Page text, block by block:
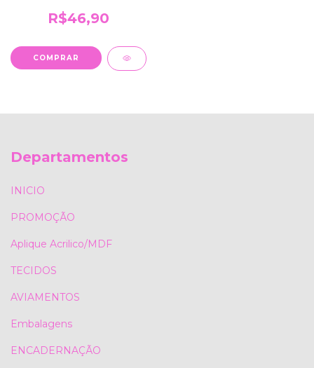
R$46,90
COMPRAR
Departamentos
INICIO
PROMOÇÃO
Aplique Acrilico/MDF
TECIDOS
AVIAMENTOS
Embalagens
ENCADERNAÇÃO